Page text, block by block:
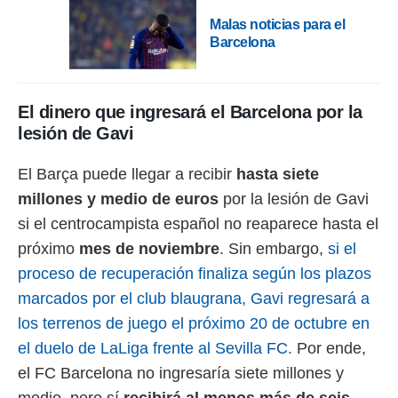
en
de
un
o acceder
Malas noticias para el
Barcelona
El dinero que ingresará el Barcelona por la
lesión de Gavi
El Barça puede llegar a recibir hasta siete
millones y medio de euros por la lesión de Gavi
si el centrocampista español no reaparece hasta el
próximo mes de noviembre. Sin embargo, si el
proceso de recuperación finaliza según los plazos
marcados por el club blaugrana, Gavi regresará a
los terrenos de juego el próximo 20 de octubre en
el duelo de LaLiga frente al Sevilla FC. Por ende,
el FC Barcelona no ingresaría siete millones y